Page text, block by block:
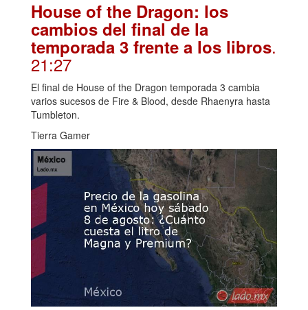
House of the Dragon: los
cambios del final de la
temporada 3 frente a los libros.
21:27
El final de House of the Dragon temporada 3 cambia
varios sucesos de Fire & Blood, desde Rhaenyra hasta
Tumbleton.
Tierra Gamer